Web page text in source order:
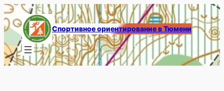
Перейти
к
содержимому
Спортивное ориентирование в Тюмени